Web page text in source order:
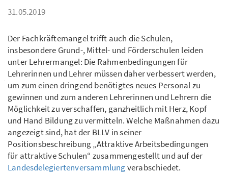
31.05.2019
Der Fachkräftemangel trifft auch die Schulen,
insbesondere Grund-, Mittel- und Förderschulen leiden
unter Lehrermangel: Die Rahmenbedingungen für
Lehrerinnen und Lehrer müssen daher verbessert werden,
um zum einen dringend benötigtes neues Personal zu
gewinnen und zum anderen Lehrerinnen und Lehrern die
Möglichkeit zu verschaffen, ganzheitlich mit Herz, Kopf
und Hand Bildung zu vermitteln. Welche Maßnahmen dazu
angezeigt sind, hat der BLLV in seiner
Positionsbeschreibung „Attraktive Arbeitsbedingungen
für attraktive Schulen“ zusammengestellt und auf der
Landesdelegiertenversammlungverabschiedet.